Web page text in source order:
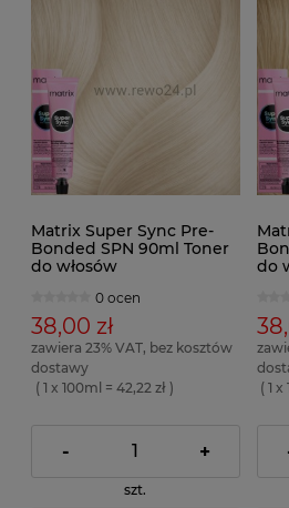
Matrix Super Sync Pre-
Bonded SPN 90ml Toner
do włosów
0 ocen
38,00 zł
zawiera 23% VAT, bez kosztów
dostawy
( 1 x 100ml = 42,22 zł )
- +
szt.
do
( 1